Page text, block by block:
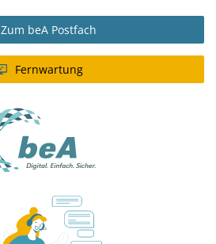
Zum beA Postfach
Fernwartung